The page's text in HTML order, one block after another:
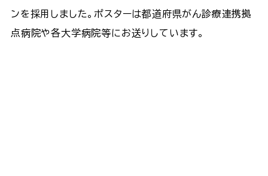
ンを採用しました。ポスターは都道府県がん診療連携拠
点病院や各大学病院等にお送りしています。